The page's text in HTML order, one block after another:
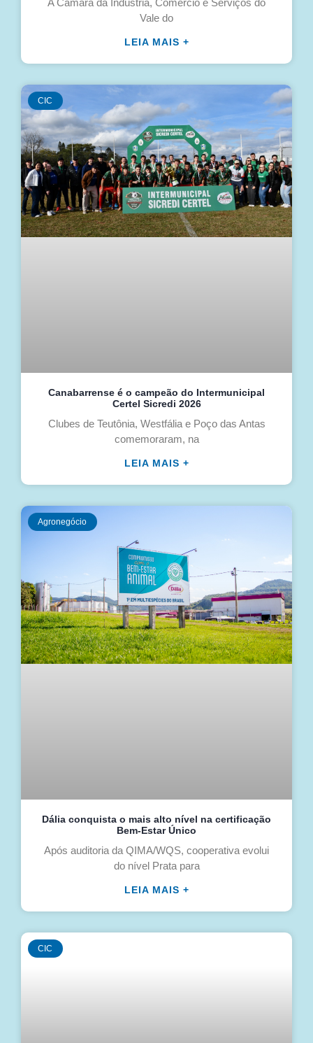
A Câmara da Indústria, Comércio e Serviços do
Vale do
LEIA MAIS +
CIC
Canabarrense é o campeão do Intermunicipal
Certel Sicredi 2026
Clubes de Teutônia, Westfália e Poço das Antas
comemoraram, na
LEIA MAIS +
Agronegócio
Dália conquista o mais alto nível na certificação
Bem-Estar Único
Após auditoria da QIMA/WQS, cooperativa evolui
do nível Prata para
LEIA MAIS +
CIC